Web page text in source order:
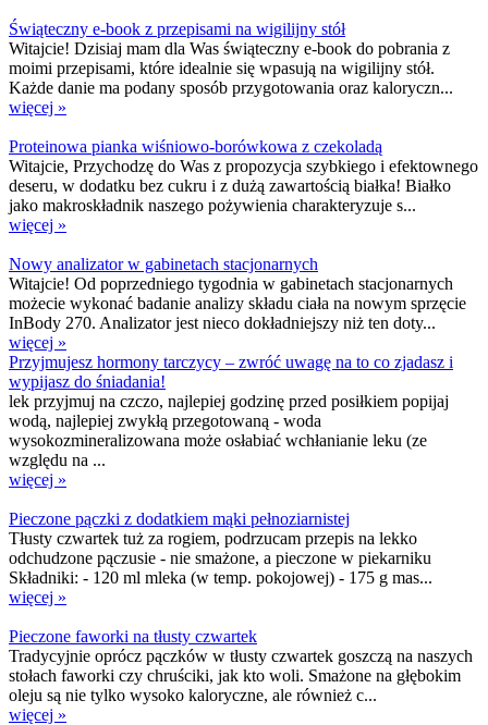
Świąteczny e-book z przepisami na wigilijny stół
Witajcie! Dzisiaj mam dla Was świąteczny e-book do pobrania z
moimi przepisami, które idealnie się wpasują na wigilijny stół.
Każde danie ma podany sposób przygotowania oraz kaloryczn...
więcej »
Proteinowa pianka wiśniowo-borówkowa z czekoladą
Witajcie, Przychodzę do Was z propozycja szybkiego i efektownego
deseru, w dodatku bez cukru i z dużą zawartością białka! Białko
jako makroskładnik naszego pożywienia charakteryzuje s...
więcej »
Nowy analizator w gabinetach stacjonarnych
Witajcie! Od poprzedniego tygodnia w gabinetach stacjonarnych
możecie wykonać badanie analizy składu ciała na nowym sprzęcie
InBody 270. Analizator jest nieco dokładniejszy niż ten doty...
więcej »
Przyjmujesz hormony tarczycy – zwróć uwagę na to co zjadasz i
wypijasz do śniadania!
lek przyjmuj na czczo, najlepiej godzinę przed posiłkiem popijaj
wodą, najlepiej zwykłą przegotowaną - woda
wysokozmineralizowana może osłabiać wchłanianie leku (ze
względu na ...
więcej »
Pieczone pączki z dodatkiem mąki pełnoziarnistej
Tłusty czwartek tuż za rogiem, podrzucam przepis na lekko
odchudzone pączusie - nie smażone, a pieczone w piekarniku
Składniki: - 120 ml mleka (w temp. pokojowej) - 175 g mas...
więcej »
Pieczone faworki na tłusty czwartek
Tradycyjnie oprócz pączków w tłusty czwartek goszczą na naszych
stołach faworki czy chruściki, jak kto woli. Smażone na głębokim
oleju są nie tylko wysoko kaloryczne, ale również c...
więcej »